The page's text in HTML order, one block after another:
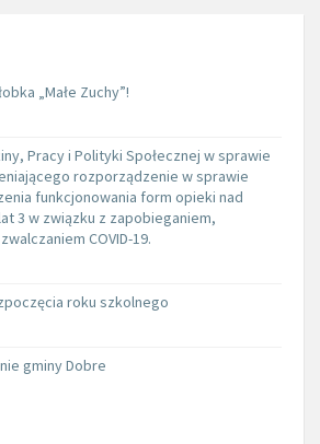
„Małe Zuchy”!
Pracy i Polityki Społecznej w sprawie
rozporządzenie w sprawie
funkcjonowania form opieki nad
3 w związku z zapobieganiem,
COVID-19.
roku szkolnego
gminy Dobre